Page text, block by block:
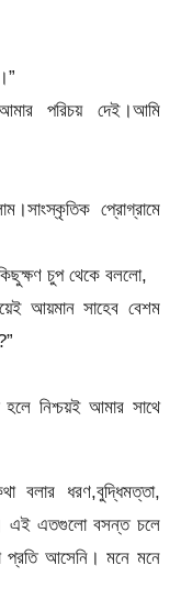
পরিচয় দেই।আমি
প্রোগ্রামে
চুপ থেকে বললো,
আয়মান সাহেব বেশম
হলে নিশ্চয়ই আমার সাথে
বলার ধরণ,বুদ্ধিমত্তা,
এই এতগুলো বসন্ত চলে
প্রতি আসেনি। মনে মনে